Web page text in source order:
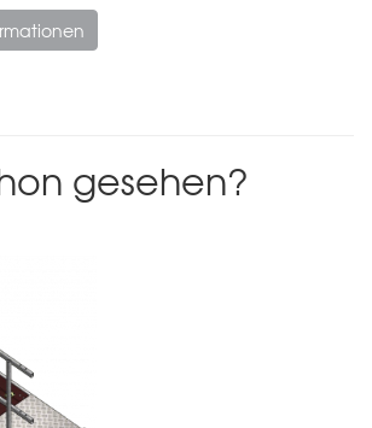
gesehen?